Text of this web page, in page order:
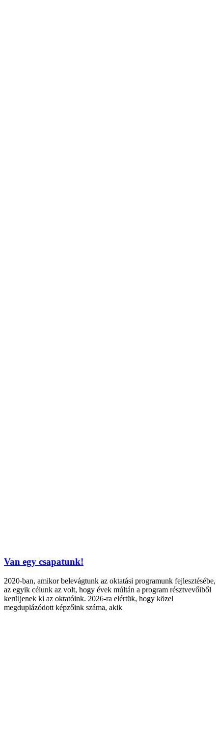
Van egy csapatunk!
2020-ban, amikor belevágtunk az oktatási programunk fejlesztésébe,
az egyik célunk az volt, hogy évek múltán a program résztvevőiből
kerüljenek ki az oktatóink. 2026-ra elértük, hogy közel
megduplázódott képzőink száma, akik